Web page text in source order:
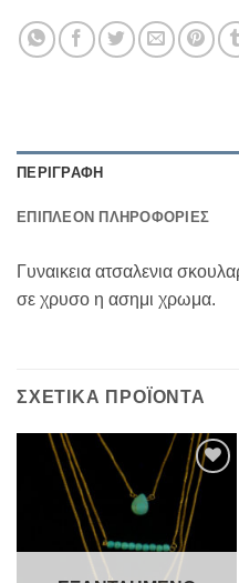
ΠΕΡΙΓΡΑΦΉ
ΕΠΙΠΛΈΟΝ ΠΛΗΡΟΦΟΡΊΕΣ
Γυναικεια ατσαλενια
σε χρυσο η ασημι χρωμα.
ΣΧΕΤΙΚΆ ΠΡΟΪΌΝΤΑ
Add to
Wishlist